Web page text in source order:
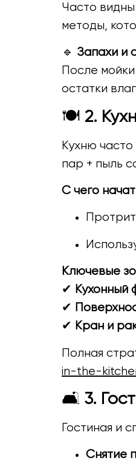
Часто
методы,
🔹 Запахи и
После
остатки
🍽 2.
Кухню
пар + пыль
С чего
Ключевые
✔ Кухонный
✔
✔ Кран и
Полная
in-the-
🛋 3.
Гостиная и
Снятие